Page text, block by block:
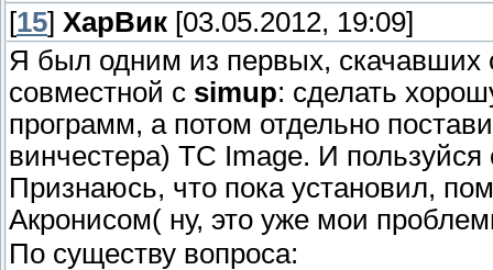
[15] ХарВик [03.05.2012, 19:09]
Я был одним из первых, скачавших
совместной с simup: сделать
программ, а потом отдельно
винчестера) ТС Image. И пользуйся
Признаюсь, что пока установил,
Акронисом( ну, это уже мои
По существу вопроса: